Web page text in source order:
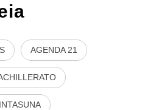
AGENDA 21